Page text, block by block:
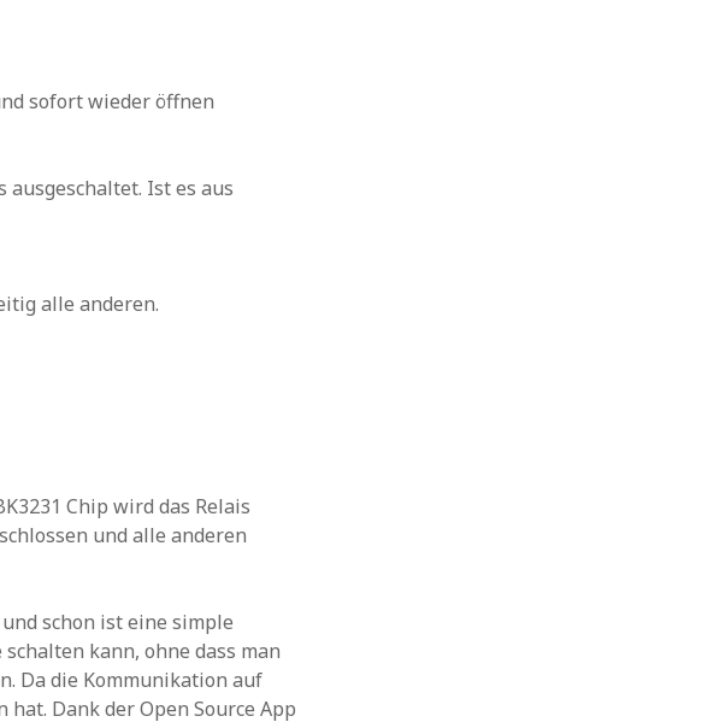
sofort wieder öffnen
ausgeschaltet. Ist es aus
alle anderen.
Chip wird das Relais
und alle anderen
schon ist eine simple
kann, ohne dass man
Da die Kommunikation auf
Dank der Open Source App